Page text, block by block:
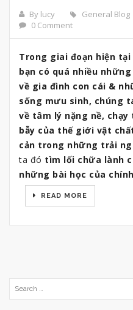
By lucy General Blog
0 Comment
Trong giai đoạn hiện
bạn có quá nhiều
về gia đình con cái &
sống mưu sinh, chúng
về tâm lý nặng nề,
bẫy của thế giới vật
cản trong những trải
ta đó tìm lối chữa lành
những bài học của
READ MORE